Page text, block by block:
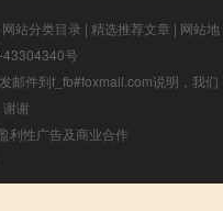
网站分类目录 | 精选推荐文章 | 网站地
43304340号
邮件到f_fb#foxmail.com说明，我们
谢
利性广告及商业合作